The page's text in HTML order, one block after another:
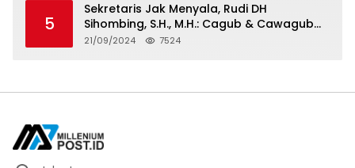
Standar Baru untuk Produktivitas di Mana
Saja
5
Sekretaris Jak Menyala, Rudi DH
Sihombing, S.H., M.H.: Cagub & Cawagub
DKI Jakarta Pramono Anung dan Rano
21/09/2024 7524